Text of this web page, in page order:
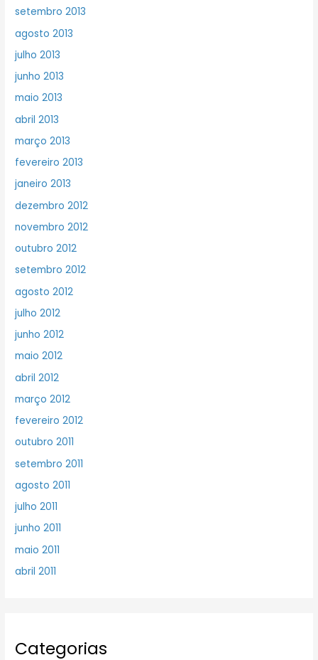
setembro 2013
agosto 2013
julho 2013
junho 2013
maio 2013
abril 2013
março 2013
fevereiro 2013
janeiro 2013
dezembro 2012
novembro 2012
outubro 2012
setembro 2012
agosto 2012
julho 2012
junho 2012
maio 2012
abril 2012
março 2012
fevereiro 2012
outubro 2011
setembro 2011
agosto 2011
julho 2011
junho 2011
maio 2011
abril 2011
Categorias